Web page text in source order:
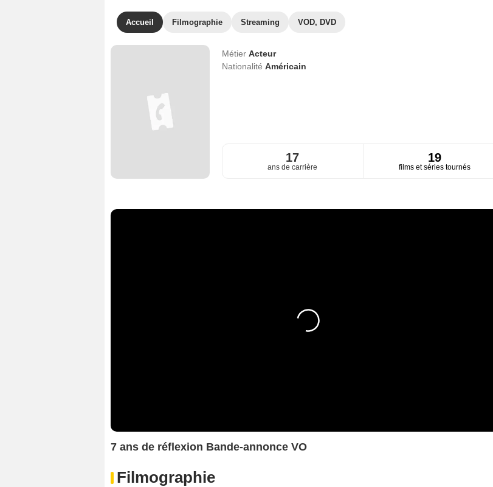
Accueil Filmographie Streaming VOD, DVD
Métier Acteur
Nationalité Américain
17
ans de carrière
19
films et séries tournés
7 ans de réflexion Bande-annonce VO
Filmographie